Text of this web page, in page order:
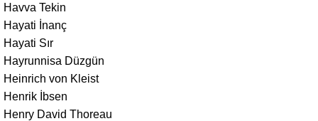
Havva Tekin
Hayati İnanç
Hayati Sır
Hayrunnisa Düzgün
Heinrich von Kleist
Henrik İbsen
Henry David Thoreau